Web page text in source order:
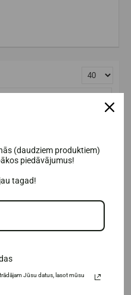
3000 100 капс.
(daudziem produktiem)
piedāvājumus!
tagad!
Jūsu datus, lasot mūsu